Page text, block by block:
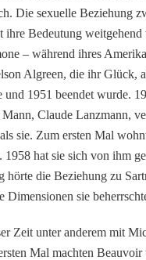
Die sexuelle Beziehung
ihre Bedeutung weit­gehend
– wäh­rend ihres
Algreen, die ihr Glück,
und 1951 beendet wurde.
Claude Lanzmann,
sie. Zum ersten Mal
1958 hat sie sich von ihm
hörte die Beziehung zu
Dimensionen sie
Zeit unter anderem mit
Mal machten Beauvoir